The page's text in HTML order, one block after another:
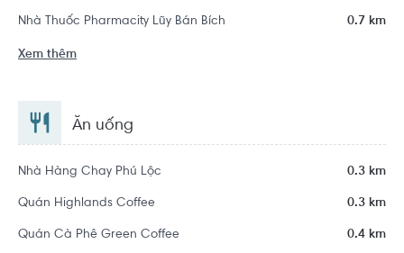
Nhà Thuốc Pharmacity Lũy Bán Bích 0.7 km
Xem thêm
Ăn uống
Nhà Hàng Chay Phú Lộc 0.3 km
Quán Highlands Coffee 0.3 km
Quán Cà Phê Green Coffee 0.4 km